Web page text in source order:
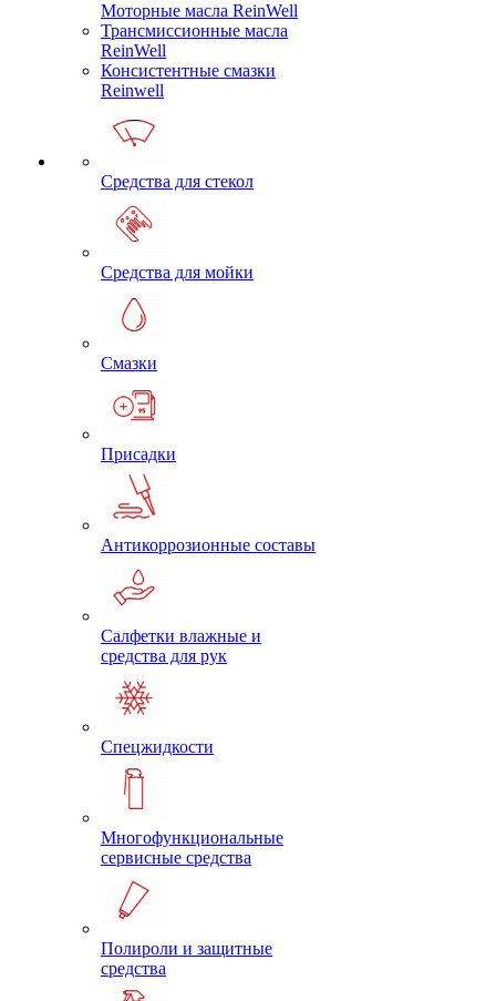
Моторные масла ReinWell
Трансмиссионные масла
ReinWell
Консистентные смазки
Reinwell
Средства для стекол
Средства для мойки
Смазки
Присадки
Антикоррозионные составы
Салфетки влажные и
средства для рук
Спецжидкости
Многофункциональные
сервисные средства
Полироли и защитные
средства